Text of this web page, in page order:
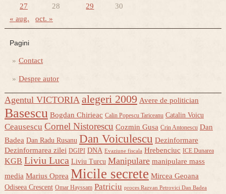
27
28 29 30
« aug. oct. »
Pagini
Contact
Despre autor
Agentul VICTORIA alegeri 2009 Avere de politician
Basescu Bogdan Chirieac Calin Popescu Tariceanu Catalin Voicu
Ceausescu Cornel Nistorescu Cozmin Gusa Crin Antonescu Dan
Badea Dan Radu Rusanu Dan Voiculescu Dezinformare
Dezinformarea zilei DGIPI DNA Evaziune fiscala Hrebenciuc ICE Dunarea
KGB Liviu Luca Liviu Turcu Manipulare manipulare mass
media Marius Oprea Micile secrete Mircea Geoana
Odiseea Crescent Omar Hayssam Patriciu proces Razvan Petrovici Dan Badea